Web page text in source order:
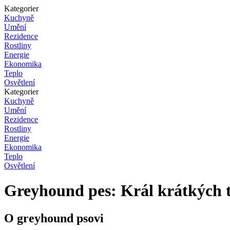
Kategorier
Kuchyně
Umění
Rezidence
Rostliny
Energie
Ekonomika
Teplo
Osvětlení
Kategorier
Kuchyně
Umění
Rezidence
Rostliny
Energie
Ekonomika
Teplo
Osvětlení
Greyhound pes: Král krátkých
O greyhound psovi